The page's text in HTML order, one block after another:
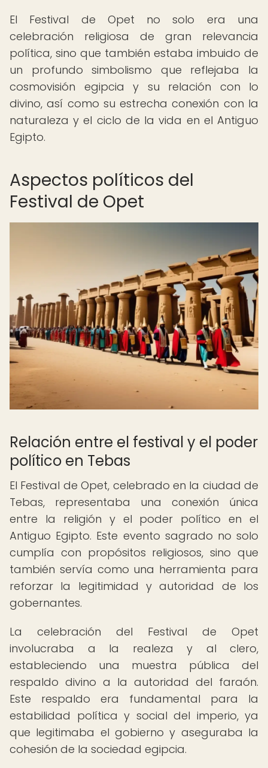
El Festival de Opet no solo era una
celebración religiosa de gran relevancia
política, sino que también estaba imbuido de
un profundo simbolismo que reflejaba la
cosmovisión egipcia y su relación con lo
divino, así como su estrecha conexión con la
naturaleza y el ciclo de la vida en el Antiguo
Egipto.
Aspectos políticos del
Festival de Opet
Relación entre el festival y el poder
político en Tebas
El Festival de Opet, celebrado en la ciudad de
Tebas, representaba una conexión única
entre la religión y el poder político en el
Antiguo Egipto. Este evento sagrado no solo
cumplía con propósitos religiosos, sino que
también servía como una herramienta para
reforzar la legitimidad y autoridad de los
gobernantes.
La celebración del Festival de Opet
involucraba a la realeza y al clero,
estableciendo una muestra pública del
respaldo divino a la autoridad del faraón.
Este respaldo era fundamental para la
estabilidad política y social del imperio, ya
que legitimaba el gobierno y aseguraba la
cohesión de la sociedad egipcia.